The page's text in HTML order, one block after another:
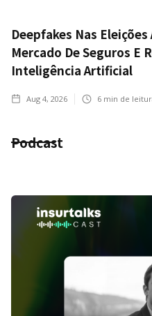
Deepfakes Nas
Mercado De Seguros E
Inteligência Artificial
Aug 4, 2026 6 min de
Podcast